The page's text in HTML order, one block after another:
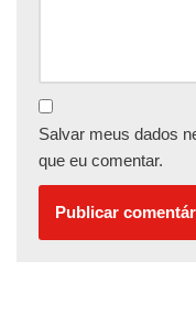
Salvar meus dados
que eu comentar.